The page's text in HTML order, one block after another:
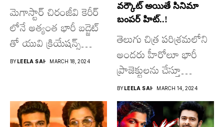
మెగాస్టార్ చిరంజీవి కెరీర్
లోనే అత్యంత భారీ బడ్జెట్
తో యువి క్రియేషన్స్
రూపొందిస్తున్న
BYLEELA SAI MARCH 18, 2024
వర్కౌట్ అయితే సినిమా
బంపర్ హిట్..!
తెలుగు చిత్ర పరిశ్రమలోని
అందరు హీరోలూ భారీ
ప్రాజెక్టులను చేస్తూ
దూసుకుపోతోన్నారు.
అందులో కొందరు
మాత్రమే...
BYLEELA SAI MARCH 14, 2024